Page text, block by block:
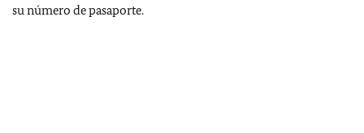
su número de pasaporte.